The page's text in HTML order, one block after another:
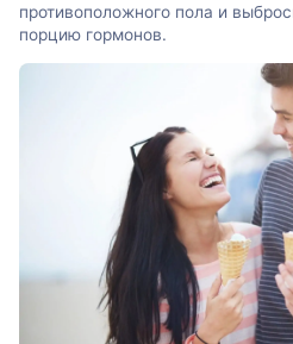
противоположного пола и
порцию гормонов.